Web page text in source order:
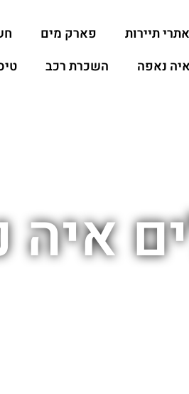
אתרי תיירות פארק מים
נאפה
השכרת רכב